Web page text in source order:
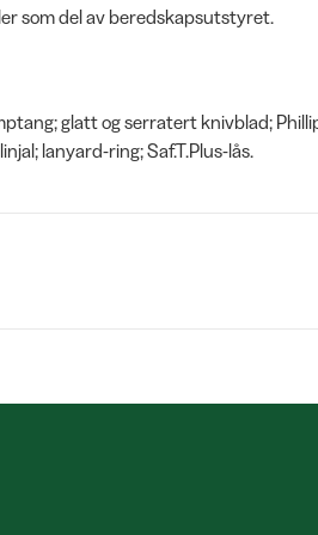
som del av beredskapsutstyret.
glatt og serratert knivblad;
lanyard-ring; Saf.T.Plus-lås.